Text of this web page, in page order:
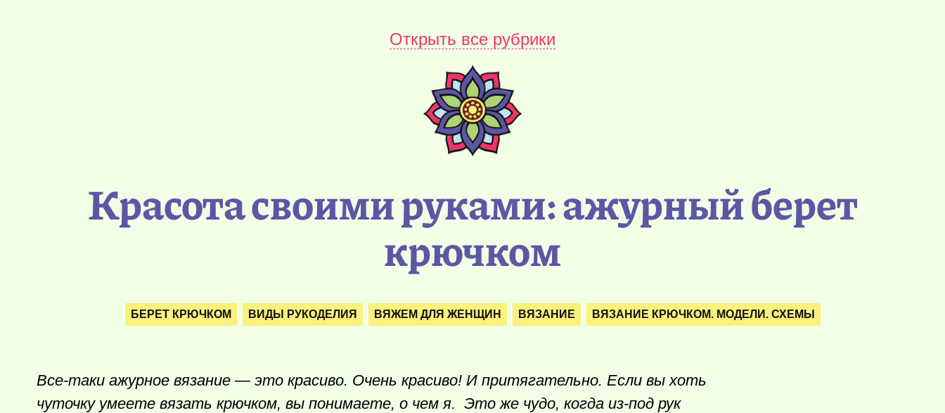
Открыть все рубрики
Красота своими руками: ажурный берет
крючком
БЕРЕТ КРЮЧКОМ ВИДЫ РУКОДЕЛИЯ ВЯЖЕМ ДЛЯ ЖЕНЩИН ВЯЗАНИЕ ВЯЗАНИЕ КРЮЧКОМ. МОДЕЛИ. СХЕМЫ
Все-таки ажурное вязание — это красиво. Очень красиво! И притягательно. Если вы хоть
чуточку умеете вязать крючком, вы понимаете, о чем я. Это же чудо, когда из-под рук